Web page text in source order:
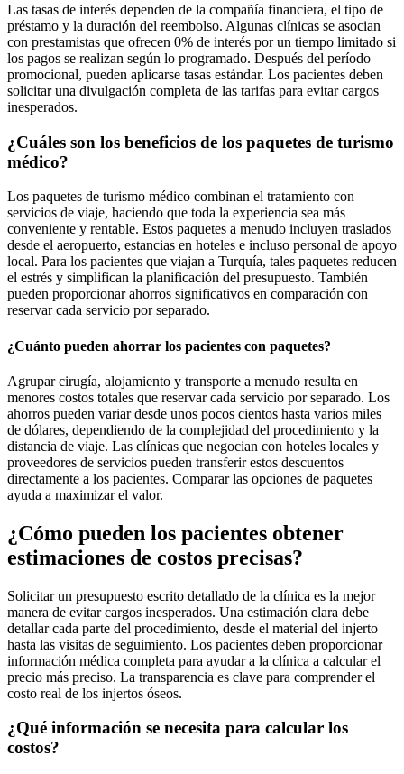
Las tasas de interés dependen de la compañía financiera, el tipo de
préstamo y la duración del reembolso. Algunas clínicas se asocian
con prestamistas que ofrecen 0% de interés por un tiempo limitado si
los pagos se realizan según lo programado. Después del período
promocional, pueden aplicarse tasas estándar. Los pacientes deben
solicitar una divulgación completa de las tarifas para evitar cargos
inesperados.
¿Cuáles son los beneficios de los paquetes de turismo
médico?
Los paquetes de turismo médico combinan el tratamiento con
servicios de viaje, haciendo que toda la experiencia sea más
conveniente y rentable. Estos paquetes a menudo incluyen traslados
desde el aeropuerto, estancias en hoteles e incluso personal de apoyo
local. Para los pacientes que viajan a Turquía, tales paquetes reducen
el estrés y simplifican la planificación del presupuesto. También
pueden proporcionar ahorros significativos en comparación con
reservar cada servicio por separado.
¿Cuánto pueden ahorrar los pacientes con paquetes?
Agrupar cirugía, alojamiento y transporte a menudo resulta en
menores costos totales que reservar cada servicio por separado. Los
ahorros pueden variar desde unos pocos cientos hasta varios miles
de dólares, dependiendo de la complejidad del procedimiento y la
distancia de viaje. Las clínicas que negocian con hoteles locales y
proveedores de servicios pueden transferir estos descuentos
directamente a los pacientes. Comparar las opciones de paquetes
ayuda a maximizar el valor.
¿Cómo pueden los pacientes obtener
estimaciones de costos precisas?
Solicitar un presupuesto escrito detallado de la clínica es la mejor
manera de evitar cargos inesperados. Una estimación clara debe
detallar cada parte del procedimiento, desde el material del injerto
hasta las visitas de seguimiento. Los pacientes deben proporcionar
información médica completa para ayudar a la clínica a calcular el
precio más preciso. La transparencia es clave para comprender el
costo real de los injertos óseos.
¿Qué información se necesita para calcular los
costos?